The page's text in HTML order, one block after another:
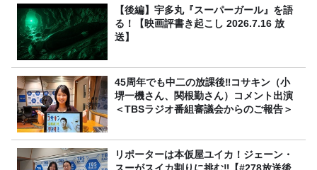
【後編】宇多丸『スーパーガール』を語
る！【映画評書き起こし 2026.7.16 放
送】
45周年でも中二の放課後‼コサキン（小
堺一機さん、関根勤さん）コメント出演
＜TBSラジオ番組審議会からのご報告＞
リポーターは本仮屋ユイカ！ジェーン・